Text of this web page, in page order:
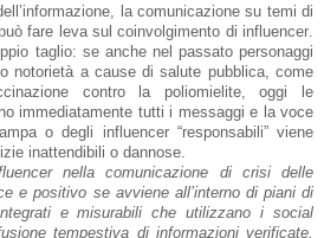
la comunicazione su temi di
fare leva sul coinvolgimento di influencer.
taglio: se anche nel passato personaggi
notorietà a cause di salute pubblica, come
contro la poliomielite, oggi le
immediatamente tutti i messaggi e la voce
o degli influencer “responsabili” viene
inattendibili o dannose.
nella comunicazione di crisi delle
e positivo se avviene all’interno di piani di
e misurabili che utilizzano i social
tempestiva di informazioni verificate,